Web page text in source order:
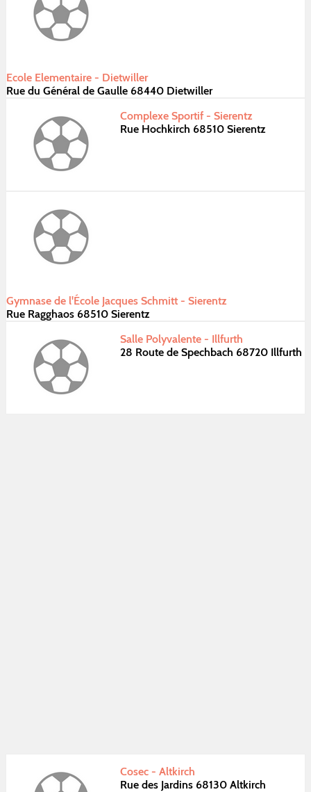
Ecole Elementaire - Dietwiller
Rue du Général de Gaulle 68440 Dietwiller
Complexe Sportif - Sierentz
Rue Hochkirch 68510 Sierentz
Gymnase de l'École Jacques Schmitt - Sierentz
Rue Ragghaos 68510 Sierentz
Salle Polyvalente - Illfurth
28 Route de Spechbach 68720 Illfurth
Cosec - Altkirch
Rue des Jardins 68130 Altkirch